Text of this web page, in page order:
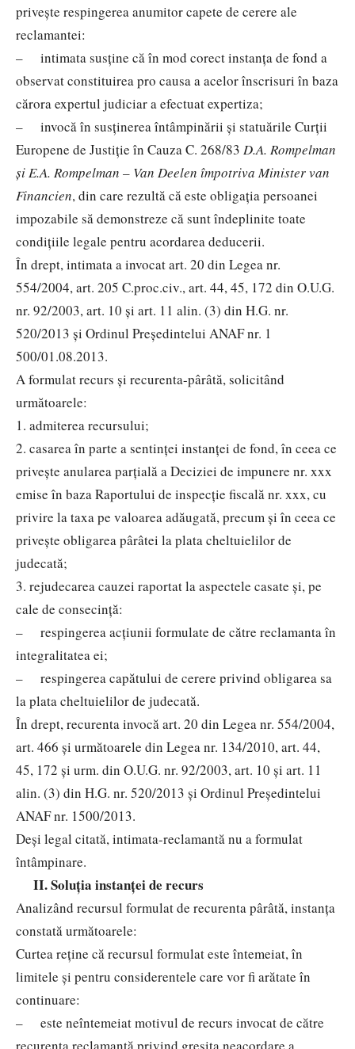
priveşte respingerea anumitor capete de cerere ale
reclamantei:
– intimata susţine că în mod corect instanţa de fond a
observat constituirea pro causa a acelor înscrisuri în baza
cărora expertul judiciar a efectuat expertiza;
– invocă în susţinerea întâmpinării şi statuările Curţii
Europene de Justiţie în Cauza C. 268/83 D.A. Rompelman
şi E.A. Rompelman – Van Deelen împotriva Minister van
Financien, din care rezultă că este obligaţia persoanei
impozabile să demonstreze că sunt îndeplinite toate
condiţiile legale pentru acordarea deducerii.
În drept, intimata a invocat art. 20 din Legea nr.
554/2004, art. 205 C.proc.civ., art. 44, 45, 172 din O.U.G.
nr. 92/2003, art. 10 şi art. 11 alin. (3) din H.G. nr.
520/2013 și Ordinul Preşedintelui ANAF nr. 1
500/01.08.2013.
A formulat recurs și recurenta-pârâtă, solicitând
următoarele:
1. admiterea recursului;
2. casarea în parte a sentinţei instanţei de fond, în ceea ce
priveşte anularea parţială a Deciziei de impunere nr. xxx
emise în baza Raportului de inspecţie fiscală nr. xxx, cu
privire la taxa pe valoarea adăugată, precum şi în ceea ce
priveşte obligarea pârâtei la plata cheltuielilor de
judecată;
3. rejudecarea cauzei raportat la aspectele casate şi, pe
cale de consecinţă:
– respingerea acțiunii formulate de către reclamanta în
integralitatea ei;
– respingerea capătului de cerere privind obligarea sa
la plata cheltuielilor de judecată.
În drept, recurenta invocă art. 20 din Legea nr. 554/2004,
art. 466 şi următoarele din Legea nr. 134/2010, art. 44,
45, 172 şi urm. din O.U.G. nr. 92/2003, art. 10 şi art. 11
alin. (3) din H.G. nr. 520/2013 şi Ordinul Preşedintelui
ANAF nr. 1500/2013.
Deşi legal citată, intimata-reclamantă nu a formulat
întâmpinare.
II. Soluţia instanţei de recurs
Analizând recursul formulat de recurenta pârâtă, instanţa
constată următoarele:
Curtea reţine că recursul formulat este întemeiat, în
limitele şi pentru considerentele care vor fi arătate în
continuare:
– este neîntemeiat motivul de recurs invocat de către